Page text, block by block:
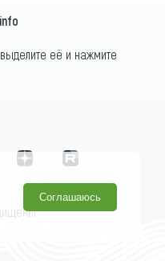
выделите её и нажмите
Соглашаюсь